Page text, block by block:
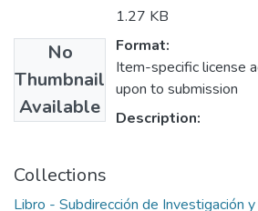
No
Thumbnail
Available
1.27 KB
Format:
Item-specific license
upon to submission
Description:
Collections
Libro - Subdirección de Investigación